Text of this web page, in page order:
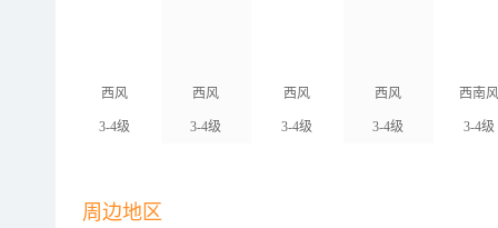
西风
3-4级
西风
3-4级
西风
3-4级
西风
3-4级
西南
3-4级
周边地区